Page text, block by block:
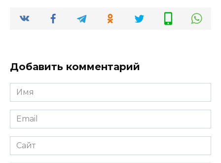
Добавить комментарий
Имя
Email
Сайт